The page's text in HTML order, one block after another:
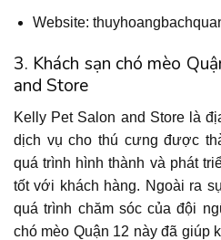
Website:
3. Khách sạn chó mèo
and Store
Kelly Pet Salon and Store là
dịch vụ cho thú cưng được
quá trình hình thành và phát
tốt với khách hàng. Ngoài ra
quá trình chăm sóc của đội
chó mèo Quận 12 này đã giúp